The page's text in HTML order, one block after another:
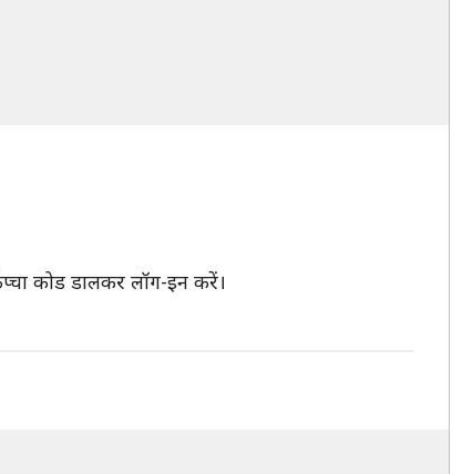
कोड डालकर लॉग-इन करें।